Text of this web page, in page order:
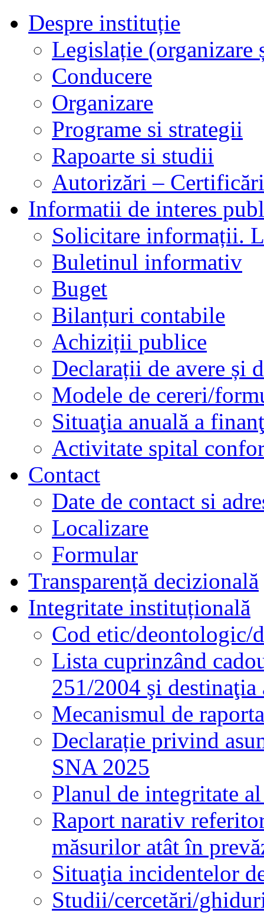
Despre instituție
Legislație
Conducere
Organizare
Programe si strategii
Rapoarte si studii
Autorizări –
Informatii de interes
Solicitare informații.
Buletinul informativ
Buget
Bilanțuri contabile
Achiziții publice
Declarații de avere și
Modele de cereri/
Situaţia anuală a
Activitate spital
Contact
Date de contact si
Localizare
Formular
Transparență decizională
Integritate instituțională
Cod etic/deontologic/
Lista cuprinzând
251/2004 şi destinaţia
Mecanismul de
Declarație privind
SNA 2025
Planul de integritate
Raport narativ
măsurilor atât în
Situaţia incidentelor
Studii/cercetări/